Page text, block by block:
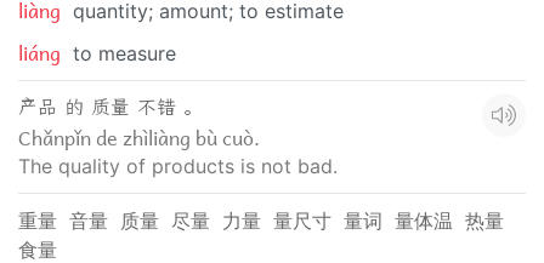
liàng quantity; amount; to estimate
liáng to measure
产品 的 质量 不错 。
Chǎnpǐn de zhìliàng bù cuò.
The quality of products is not bad.
重量 音量 质量 尽量 力量 量尺寸 量词 量体温 热量
食量